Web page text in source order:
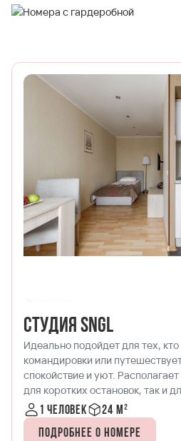
Студия DBL
Двухместный номер, в
всё для удобства
Формат, успешно
кухонную зону. Идеально
одного-двух гостей.
1-2 человека
Подробнее о номере